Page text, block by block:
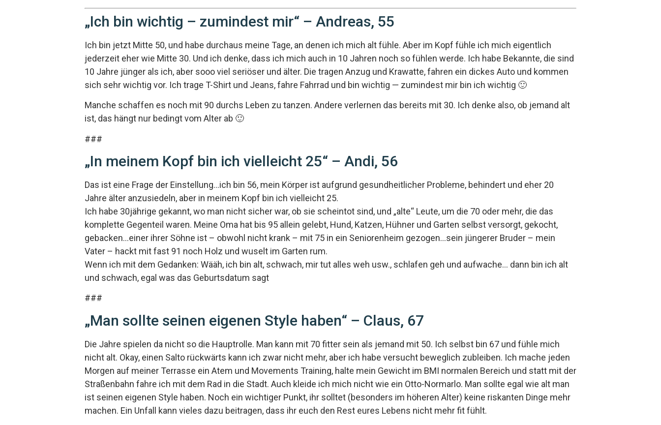
„Ich bin wichtig – zumindest mir“ – Andreas, 55
Ich bin jetzt Mitte 50, und habe durchaus meine Tage, an denen ich mich alt fühle. Aber im Kopf fühle ich mich eigentlich
jederzeit eher wie Mitte 30. Und ich denke, dass ich mich auch in 10 Jahren noch so fühlen werde. Ich habe Bekannte, die sind
10 Jahre jünger als ich, aber sooo viel seriöser und älter. Die tragen Anzug und Krawatte, fahren ein dickes Auto und kommen
sich sehr wichtig vor. Ich trage T-Shirt und Jeans, fahre Fahrrad und bin wichtig — zumindest mir bin ich wichtig 🙂
Manche schaffen es noch mit 90 durchs Leben zu tanzen. Andere verlernen das bereits mit 30. Ich denke also, ob jemand alt
ist, das hängt nur bedingt vom Alter ab 🙂
###
„In meinem Kopf bin ich vielleicht 25“ – Andi, 56
Das ist eine Frage der Einstellung…ich bin 56, mein Körper ist aufgrund gesundheitlicher Probleme, behindert und eher 20
Jahre älter anzusiedeln, aber in meinem Kopf bin ich vielleicht 25.
Ich habe 30jährige gekannt, wo man nicht sicher war, ob sie scheintot sind, und „alte“ Leute, um die 70 oder mehr, die das
komplette Gegenteil waren. Meine Oma hat bis 95 allein gelebt, Hund, Katzen, Hühner und Garten selbst versorgt, gekocht,
gebacken…einer ihrer Söhne ist – obwohl nicht krank – mit 75 in ein Seniorenheim gezogen…sein jüngerer Bruder – mein
Vater – hackt mit fast 91 noch Holz und wuselt im Garten rum.
Wenn ich mit dem Gedanken: Wääh, ich bin alt, schwach, mir tut alles weh usw., schlafen geh und aufwache… dann bin ich alt
und schwach, egal was das Geburtsdatum sagt
###
„Man sollte seinen eigenen Style haben“ – Claus, 67
Die Jahre spielen da nicht so die Hauptrolle. Man kann mit 70 fitter sein als jemand mit 50. Ich selbst bin 67 und fühle mich
nicht alt. Okay, einen Salto rückwärts kann ich zwar nicht mehr, aber ich habe versucht beweglich zubleiben. Ich mache jeden
Morgen auf meiner Terrasse ein Atem und Movements Training, halte mein Gewicht im BMI normalen Bereich und statt mit der
Straßenbahn fahre ich mit dem Rad in die Stadt. Auch kleide ich mich nicht wie ein Otto-Normarlo. Man sollte egal wie alt man
ist seinen eigenen Style haben. Noch ein wichtiger Punkt, ihr solltet (besonders im höheren Alter) keine riskanten Dinge mehr
machen. Ein Unfall kann vieles dazu beitragen, dass ihr euch den Rest eures Lebens nicht mehr fit fühlt.